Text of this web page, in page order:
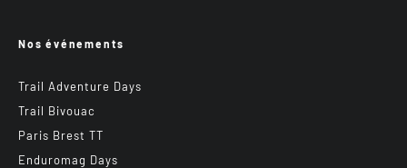
Nos événements
Trail Adventure Days
Trail Bivouac
Paris Brest TT
Enduromag Days